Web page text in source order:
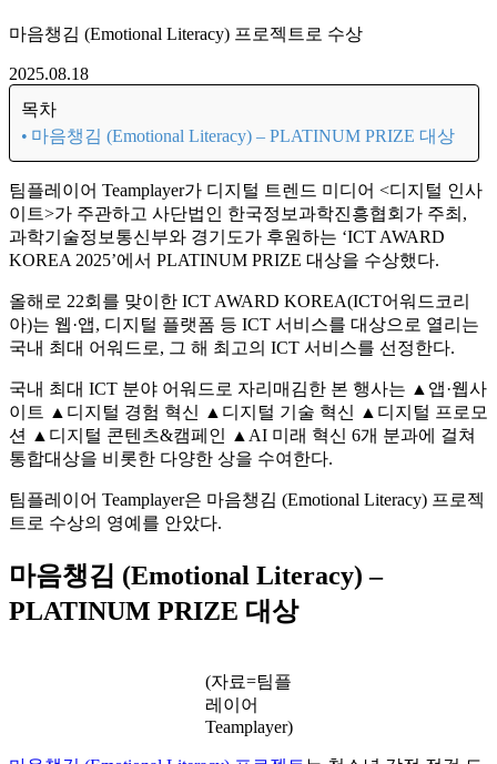
마음챙김 (Emotional Literacy) 프로젝트로 수상
2025.08.18
목차
마음챙김 (Emotional Literacy) – PLATINUM PRIZE 대상
팀플레이어 Teamplayer가 디지털 트렌드 미디어 <디지털 인사
이트>가 주관하고 사단법인 한국정보과학진흥협회가 주최,
과학기술정보통신부와 경기도가 후원하는 ‘ICT AWARD
KOREA 2025’에서 PLATINUM PRIZE 대상을 수상했다.
올해로 22회를 맞이한 ICT AWARD KOREA(ICT어워드코리
아)는 웹·앱, 디지털 플랫폼 등 ICT 서비스를 대상으로 열리는
국내 최대 어워드로, 그 해 최고의 ICT 서비스를 선정한다.
국내 최대 ICT 분야 어워드로 자리매김한 본 행사는 ▲앱·웹사
이트 ▲디지털 경험 혁신 ▲디지털 기술 혁신 ▲디지털 프로모
션 ▲디지털 콘텐츠&캠페인 ▲AI 미래 혁신 6개 분과에 걸쳐
통합대상을 비롯한 다양한 상을 수여한다.
팀플레이어 Teamplayer은 마음챙김 (Emotional Literacy) 프로젝
트로 수상의 영예를 안았다.
마음챙김 (Emotional Literacy) –
PLATINUM PRIZE 대상
(자료=팀플
레이어
Teamplayer)